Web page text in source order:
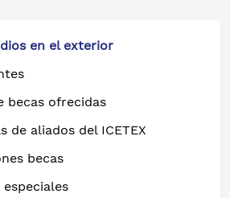
en el exterior
becas ofrecidas
de aliados del ICETEX
becas